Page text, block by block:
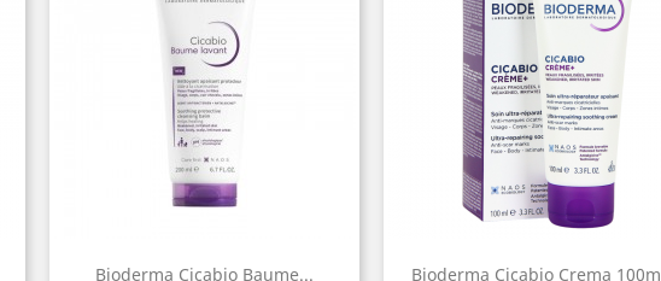
Bioderma Cicabio Baume... Bioderma Cicabio Crema